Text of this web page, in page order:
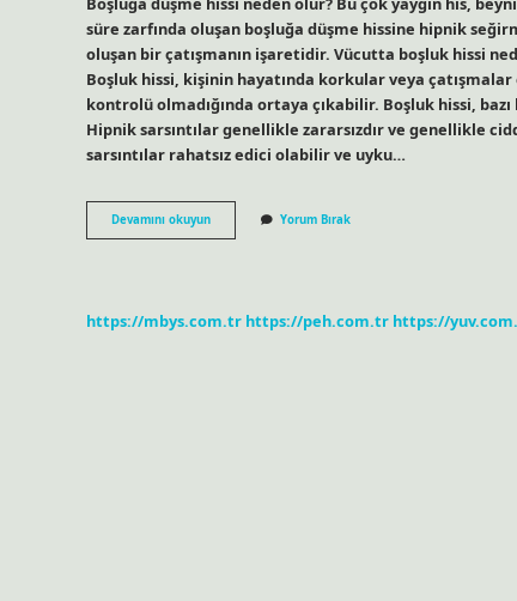
süre zarfında oluşan boşluğa düşme hissine hipnik
oluşan bir çatışmanın işaretidir. Vücutta boşluk hissi
Boşluk hissi, kişinin hayatında korkular veya
kontrolü olmadığında ortaya çıkabilir. Boşluk hissi,
Hipnik sarsıntılar genellikle zararsızdır ve genellikle
sarsıntılar rahatsız edici olabilir ve uyku…
Devamını okuyunBoşluğa
Düşme
Yorum Bırak
https://mbys.com.tr https://peh.com.tr https://